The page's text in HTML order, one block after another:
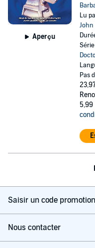
Aperçu
Lu
John
Pas
5,99
Saisir un code
Nous contacter